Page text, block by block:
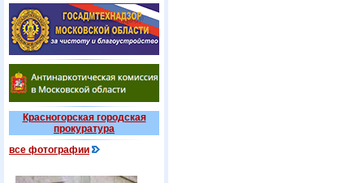
Красногорская городская
прокуратура
все фотографии